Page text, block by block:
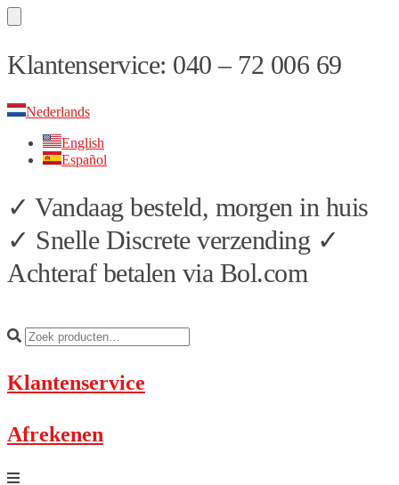
Skip
to
Skip
to
Klantenservice: 040 – 72 006 69
Nederlands
English
Español
✓ Vandaag besteld, morgen in huis
✓ Snelle Discrete verzending ✓
Achteraf betalen via Bol.com
Klantenservice
Afrekenen